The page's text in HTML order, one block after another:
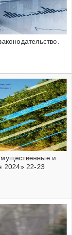
и
2024» 22-23